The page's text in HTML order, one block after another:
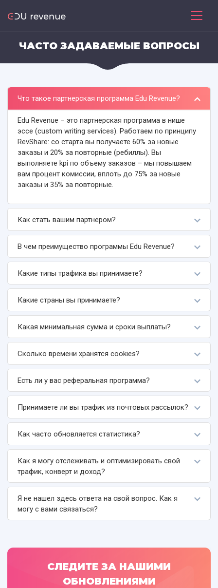
ЧАСТО ЗАДАВАЕМЫЕ ВОПРОСЫ
Что такое партнерская программа Edu Revenue?
Edu Revenue – это партнерская программа в нише
эссе (custom writing services). Работаем по принципу
RevShare: со старта вы получаете 60% за новые
заказы и 20% за повторные (ребиллы). Вы
выполняете kpi по объему заказов – мы повышаем
вам процент комиссии, вплоть до 75% за новые
заказы и 35% за повторные.
Как стать вашим партнером?
В чем преимущество программы Edu Revenue?
Какие типы трафика вы принимаете?
Какие страны вы принимаете?
Какая минимальная сумма и сроки выплаты?
Сколько времени хранятся cookies?
Есть ли у вас реферальная программа?
Принимаете ли вы трафик из почтовых рассылок?
Как часто обновляется статистика?
Как я могу отслеживать и оптимизировать свой
трафик, конверт и доход?
Я не нашел здесь ответа на свой вопрос. Как я
могу с вами связаться?
СЛЕДИТЕ ЗА НАШИМИ
ОБНОВЛЕНИЯМИ